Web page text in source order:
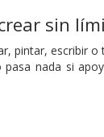
sin
pintar, escribir
nada si